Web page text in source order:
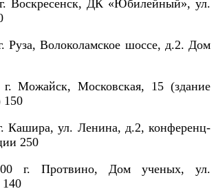
Воскресенск, ДК «Юбилейный», ул.
Руза, Волоколамское шоссе, д.2. Дом
Можайск, Московская, 15 (здание
150
Кашира, ул. Ленина, д.2, конференц-
250
г. Протвино, Дом ученых, ул.